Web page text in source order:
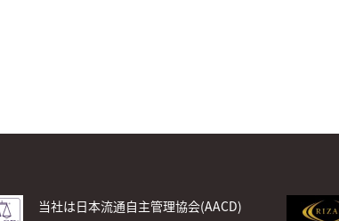
当社は日本流通自主管理協会(AACD)